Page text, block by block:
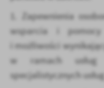
1. Zapewnienia
wsparcia i
i możliwości
w ramach
specjalistycznych